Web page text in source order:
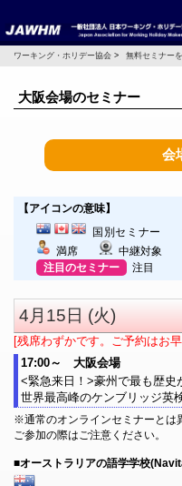
ワーキング・ホリデー協会 > 無料セミナー
大阪会場のセミナー
会
【アイコンの意味】
国別セミナー
満席
中継対象
注目のセミナー
注目
4月15日 (火)
[残席わずかです。ご予約はお
17:00～ 大阪会場
<緊急来日！>豪州で最も歴史
世界最高峰のケンブリッジ英
※通常のオンラインセミナーとは
ご参加の際はご注意ください。
■オーストラリアの語学学校